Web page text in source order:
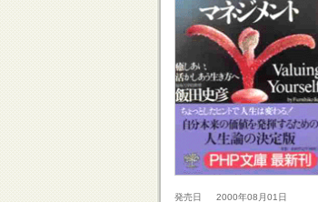
発売日
2000年08月01日